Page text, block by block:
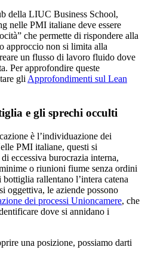
della LIUC Business School,
nelle PMI italiane deve essere
che permette di rispondere alla
approccio non si limita alla
un flusso di lavoro fluido dove
Per approfondire queste
gli Approfondimenti sul Lean
e gli sprechi occulti
è l’individuazione dei
PMI italiane, questi si
eccessiva burocrazia interna,
o riunioni fiume senza ordini
rallentano l’intera catena
oggettiva, le aziende possono
dei processi Unioncamere, che
dove si annidano i
una posizione, possiamo darti